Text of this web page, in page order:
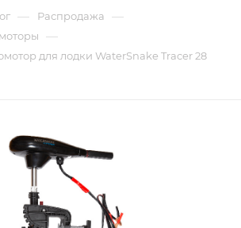
— Распродажа —
—
для лодки WaterSnake Tracer 28